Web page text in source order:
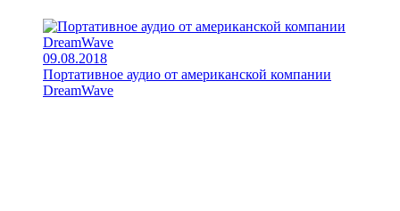
09.08.2018
Портативное аудио от американской компании
DreamWave